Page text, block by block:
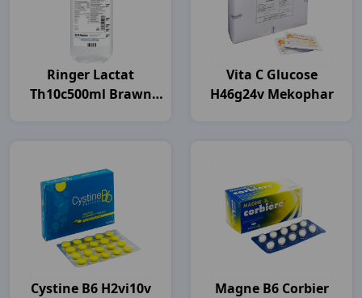
Ringer Lactat
Th10c500ml Brawn
Vita C Glucose
H46g24v Mekophar
Cystine B6 H2vi10v
Magne B6 Corbier